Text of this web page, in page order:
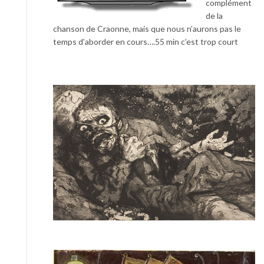
complément
de la
chanson de Craonne, mais que nous n’aurons pas le
temps d’aborder en cours….55 min c’est trop court